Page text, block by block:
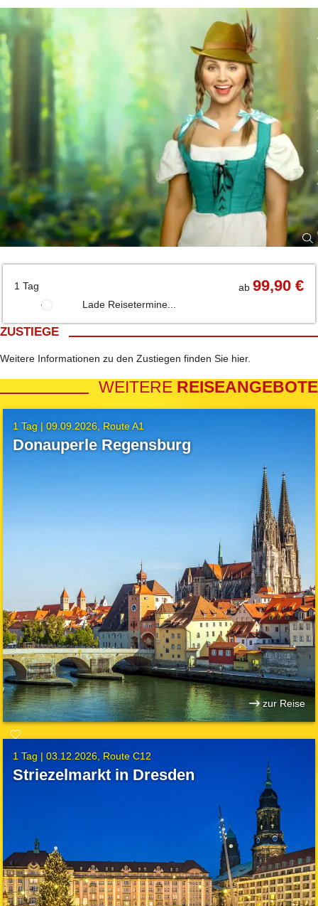
Begrüßungskaffee
inkl. Mittagessen in Dresden
inkl. Eintritt in das Boulevardtheater zur Vorstellung „Herr Förster,
Ihre Flinte knallt!"
1 Tag ab99,90 €
Lade Reisetermine...
ZUSTIEGE
Weitere Informationen zu den Zustiegen finden Sie hier.
WEITERE REISEANGEBOTE
1 Tag |09.09.2026 Route A1
Donauperle Regensburg
zur Reise
1 Tag |03.12.2026 Route C12
Striezelmarkt in Dresden